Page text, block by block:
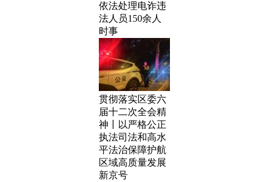
依法处理电诈违
法人员150余人
时事
贯彻落实区委六
届十二次全会精
神丨以严格公正
执法司法和高水
平法治保障护航
区域高质量发展
新京号